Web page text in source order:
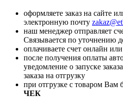
оформляете заказ на сайте
электронную почту
наш менеджер отправляет
Связывается по уточнению
оплачиваете счет онлайн
после получения оплаты
уведомление о запуске
заказа на отгрузку
при отгрузке с товаром Вам
ЧЕК